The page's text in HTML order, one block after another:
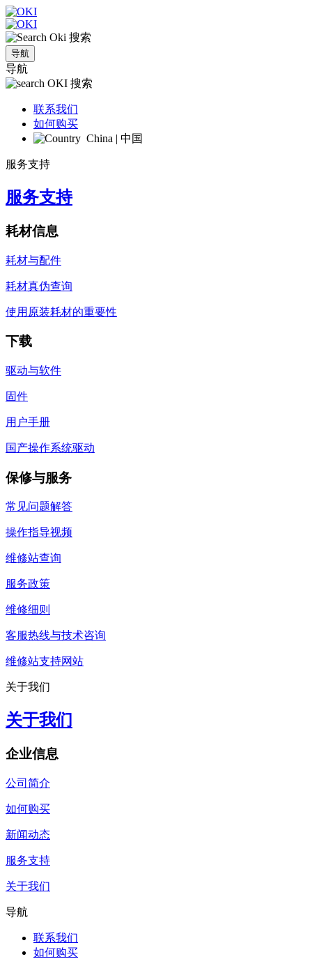
搜索
导航
导航
搜索
联系我们
如何购买
China | 中国
服务支持
服务支持
耗材信息
耗材与配件
耗材真伪查询
使用原装耗材的重要性
下载
驱动与软件
固件
用户手册
国产操作系统驱动
保修与服务
常见问题解答
操作指导视频
维修站查询
服务政策
维修细则
客服热线与技术咨询
维修站支持网站
关于我们
关于我们
企业信息
公司简介
如何购买
新闻动态
服务支持
关于我们
导航
联系我们
如何购买